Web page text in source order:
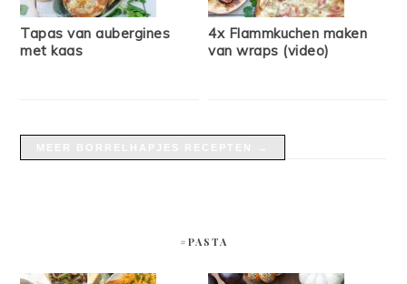
Tapas van aubergines
met kaas
4x Flammkuchen maken
van wraps (video)
#PASTA